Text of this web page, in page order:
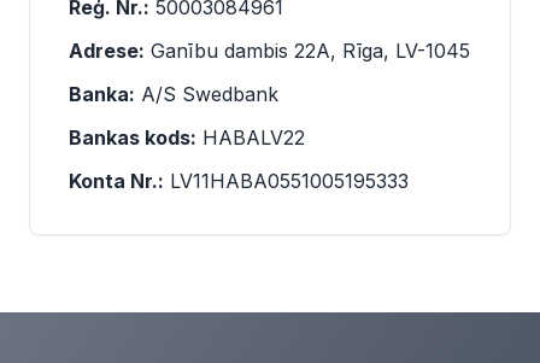
Reģ. Nr.: 50003084961
Adrese: Ganību dambis 22A, Rīga, LV-1045
Banka: A/S Swedbank
Bankas kods: HABALV22
Konta Nr.: LV11HABA0551005195333